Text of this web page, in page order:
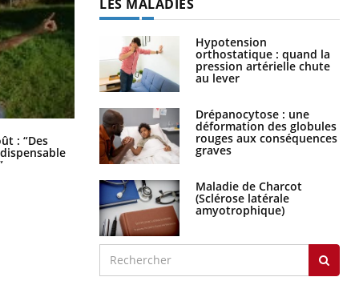
: “Des Les troubles du sommeil modifient
votre cerveau !
orthostatique : quand la
pression artérielle chute
au lever
déformation des globules
rouges aux conséquences
graves
(Sclérose latérale
amyotrophique)